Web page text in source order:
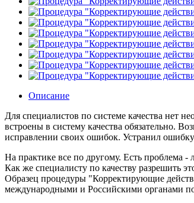
Описание
Для специалистов по системе качества нет
встроены в систему качества обязательно.
исправлении своих ошибок. Устранил
На практике все по другому. Есть проблема -
Как же специалисту по качеству разрешить
Образец процедуры "Корректирующие
международными и Российскими органами